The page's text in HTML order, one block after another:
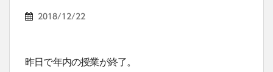
2018/12/22
昨日で年内の授業が終了。